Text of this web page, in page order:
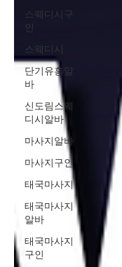
스웨디시구
인
스웨디시
단기유흥알
바
신도림스웨
디시알바
마사지알바
마사지구인
태국마사지
태국마사지
알바
태국마사지
구인